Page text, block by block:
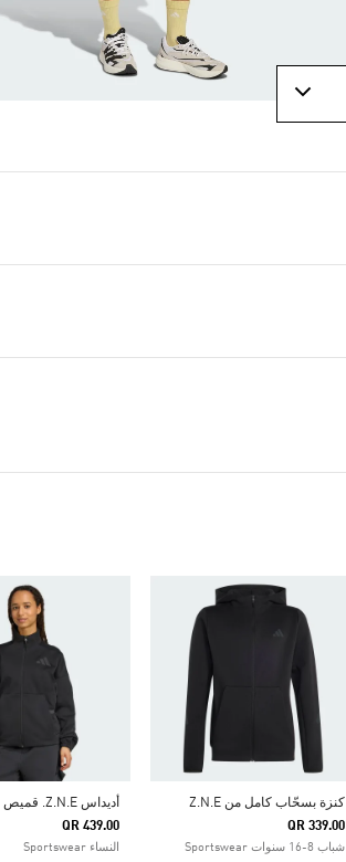
كنزة بسحّاب كامل من Z.N.E
QR 339.00
شباب 8-16 سنوات Sportswear
أديداس Z.N.E. قميص رياضي
QR 439.00
النساء Sportswear